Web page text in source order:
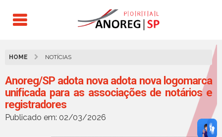
HOME NOTÍCIAS
Anoreg/SP adota nova adota nova logomarca
unificada para as associações de notários e
registradores
Publicado em: 02/03/2026